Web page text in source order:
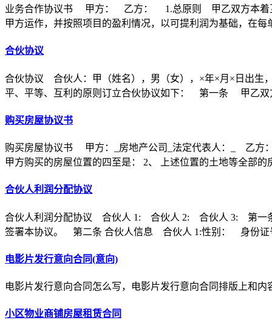
业务合作协议书 甲方： 乙方： 1.总原则 甲乙双方本着互
甲方运作，并按照项目的盈利情况，以可提利润为基础，在每
合伙协议
合伙协议 合伙人：甲（姓名），男（女），×年×月×日出
平、平等、互利的原则订立合伙协议如下： 第一条 甲乙双
购买房屋协议书
购买房屋协议书 甲方：_房地产公司_法定代表人：_ 乙方
甲方购买的房屋位置的四至是： 2、 上述位置的土地等全部的
合伙人利润分配协议
合伙人利润分配协议 合伙人 1: 合伙人 2: 合伙人 3: 第一条
签署本协议。 第二条 合伙人信息 合伙人 1:性别： 身份
电影片发行意向合同(意向)
电影片发行意向合同怎么写，电影片发行意向合同排版上和
小区物业商铺房屋租赁合同